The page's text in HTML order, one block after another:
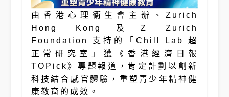
由香港心理衞生會主辦、Zurich
Hong Kong及Z Zurich
Foundation 支持的「Chill Lab 超
正常研究室」獲《香港經濟日報
TOPick》專題報道，肯定計劃以創新
科技結合感官體驗，重塑青少年精神健
康教育的成效。